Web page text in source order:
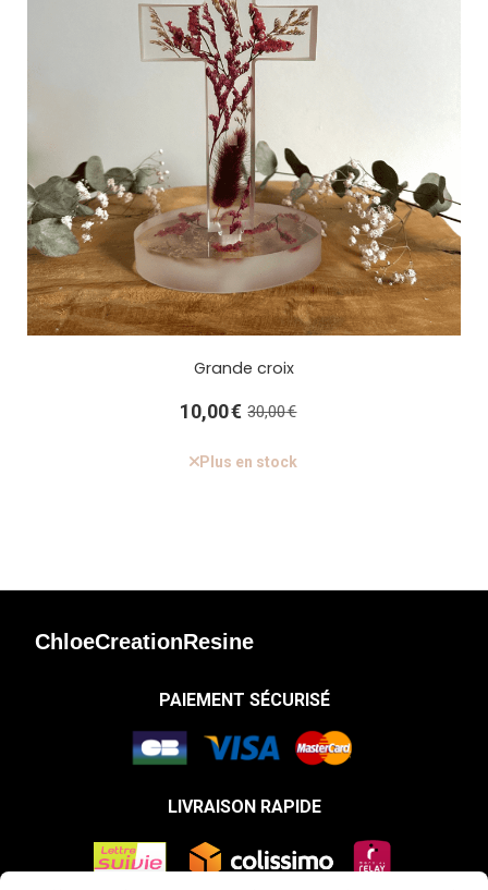
Grande croix
10,00€ 30,00€
Plus en stock
ChloeCreationResine
PAIEMENT SÉCURISÉ
LIVRAISON RAPIDE